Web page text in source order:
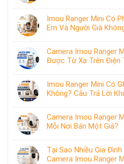
Imou Ranger Mini Có
Em Và Người Già
Camera Imou Ranger
Được Từ Xa Trên Điện
Imou Ranger Mini Có
Không? Câu Trả Lời
Camera Imou Ranger
Mỗi Nơi Bán Một Giá?
Tại Sao Nhiều Gia
Camera Imou Ranger